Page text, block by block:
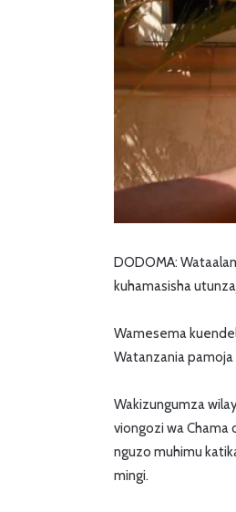
DODOMA:
kuhamasisha
‎Wamesema
Watanzania
‎Wakizungumza
viongozi wa Chama
nguzo muhimu
mingi.